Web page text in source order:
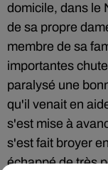
domicile, dans le
de sa propre
membre de sa
importantes
paralysé une
qu'il venait en
s'est mise à
s'est fait broyer
échappé de très